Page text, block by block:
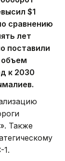
$1
сравнению
лет
поставили
к 2030
Также
1.